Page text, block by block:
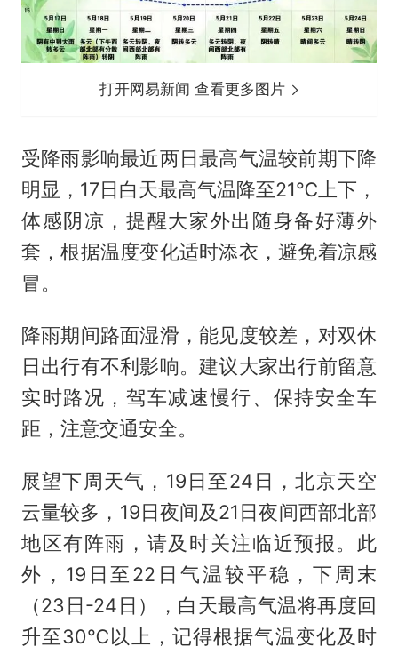
打开网易新闻 查看更多图片
受降雨影响最近两日最高气温较前期下降
明显，17日白天最高气温降至21℃上下，
体感阴凉，提醒大家外出随身备好薄外
套，根据温度变化适时添衣，避免着凉感
冒。
降雨期间路面湿滑，能见度较差，对双休
日出行有不利影响。建议大家出行前留意
实时路况，驾车减速慢行、保持安全车
距，注意交通安全。
展望下周天气，19日至24日，北京天空
云量较多，19日夜间及21日夜间西部北部
地区有阵雨，请及时关注临近预报。此
外，19日至22日气温较平稳，下周末
（23日-24日），白天最高气温将再度回
升至30℃以上，记得根据气温变化及时